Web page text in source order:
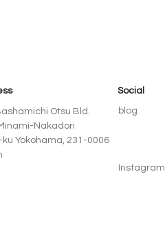
Social
Otsu Bld.
Nakadori
ku Yokohama, 231-0006
blog
Instagram